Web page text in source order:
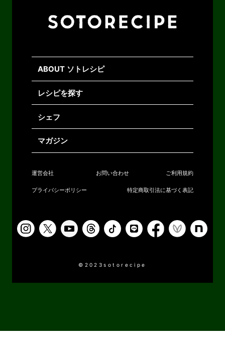
ABOUT ソトレシピ
レシピを探す
シェフ
マガジン
運営会社 お問い合わせ ご利用規約
プライバシーポリシー 特定商取引法に基づく表記
©2023sotorecipe